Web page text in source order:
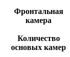
Фронтальная
камера
Количество
основых камер